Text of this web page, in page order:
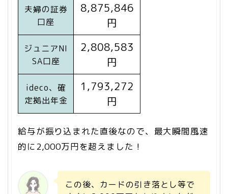
夫婦の証券
口座
8,875,846
円
ジュニアNI
SA口座
2,808,583
円
ideco、確
定拠出年金
1,793,272
円
給与が振り込まれた直後なので、最大瞬間風速
的に2,000万円を超えました！
この後、カードの引き落とし等で